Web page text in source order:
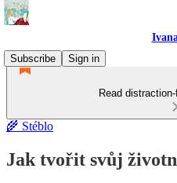
Subscribe
Sign in
Read
🌾 Stéblo
Jak tvořit svůj